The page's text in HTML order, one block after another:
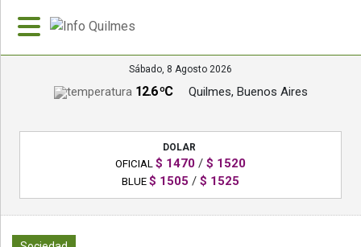
Sábado, 8 Agosto 2026
12.6 ºC Quilmes, Buenos Aires
DOLAR
OFICIAL $ 1470 / $ 1520
BLUE $ 1505 / $ 1525